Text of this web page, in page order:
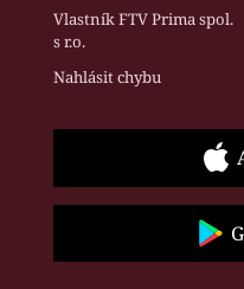
Vlastník FTV Prima spol.
s r.o.
Nahlásit chybu